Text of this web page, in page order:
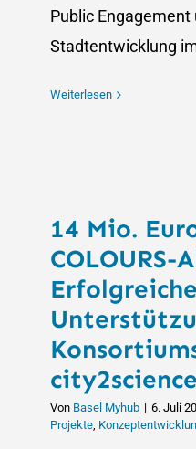
Public
Stadtentwicklung
Weiterlesen
14 Mio.
COLOURS-
Erfolgreiche
city2science
Von Basel Myhub | 6. Juli
Projekte,